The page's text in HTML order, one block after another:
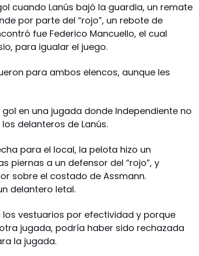
cuando Lanús bajó la guardia, un remate
por parte del “rojo”, un rebote de
fue Federico Mancuello, el cual
para igualar el juego.
para ambos elencos, aunque les
en una jugada donde Independiente no
delanteros de Lanús.
para el local, la pelota hizo un
piernas a un defensor del “rojo”, y
sobre el costado de Assmann.
delantero letal.
vestuarios por efectividad y porque
jugada, podría haber sido rechazada
la jugada.